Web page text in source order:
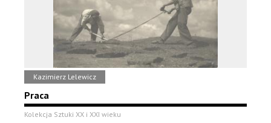
Kazimierz Lelewicz
Praca
Kolekcja Sztuki XX i XXI wieku